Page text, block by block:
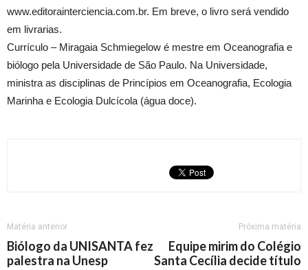
www.editorainterciencia.com.br. Em breve, o livro será vendido
em livrarias.
Currículo – Miragaia Schmiegelow é mestre em Oceanografia e
biólogo pela Universidade de São Paulo. Na Universidade,
ministra as disciplinas de Princípios em Oceanografia, Ecologia
Marinha e Ecologia Dulcícola (água doce).
Matéria anterior
Biólogo da UNISANTA fez
palestra na Unesp
Próxima matéria
Equipe mirim do Colégio
Santa Cecília decide título